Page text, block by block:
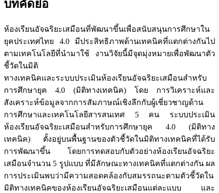
บทคัดย่อ
ห้องเรียนอัจฉริยะเสมือนที่พัฒนาขึ้นเพื่อสนับสนุนการศึกษาใน
ยุคประเทศไทย 4.0 มีประสิทธิภาพด้านเทคนิคที่แตกต่างกันไป
ตามเทคโนโลยีที่นำมาใช้ งานวิจัยนี้มีจุดมุ่งหมายเพื่อพัฒนาตัว
ชี้วัดในมิติ
ทางเทคนิคและระบบประเมินห้องเรียนอัจฉริยะเสมือนสำหรับ
การศึกษายุค 4.0 (มิติทางเทคนิค) โดย การวิเคราะห์และ
สังเคราะห์ข้อมูลจากการสัมภาษณ์เชิงลึกกับผู้เชี่ยวชาญด้าน
การศึกษาและเทคโนโลยีสารสนเทศ 5 คน ระบบประเมิน
ห้องเรียนอัจฉริยะเสมือนสำหรับการศึกษายุค 4.0 (มิติทาง
เทคนิค) ตั้งอยู่บนพื้นฐานของตัวชี้วัดในมิติทางเทคนิคที่ได้รับ
การพัฒนาขึ้น โดยการทดสอบกับตัวอย่างห้องเรียนอัจฉริยะ
เสมือนจำนวน 5 รูปแบบ ที่มีลักษณะทางเทคนิคที่แตกต่างกัน ผล
การประเมินพบว่ามีความสอดคล้องกับสมรรถนะตามตัวชี้วัดใน
มิติทางเทคนิคของห้องเรียนอัจฉริยะเสมือนแต่ละแบบ และ